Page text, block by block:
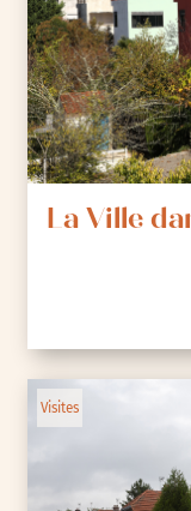
La Ville
Visites